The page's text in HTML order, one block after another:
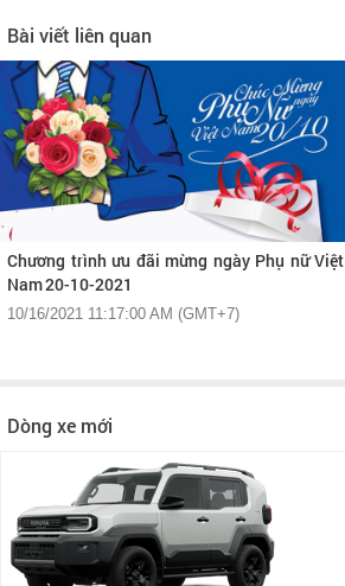
Bài viết liên quan
Chương trình ưu đãi mừng ngày Phụ nữ Việt
Nam 20-10-2021
10/16/2021 11:17:00 AM (GMT+7)
Dòng xe mới